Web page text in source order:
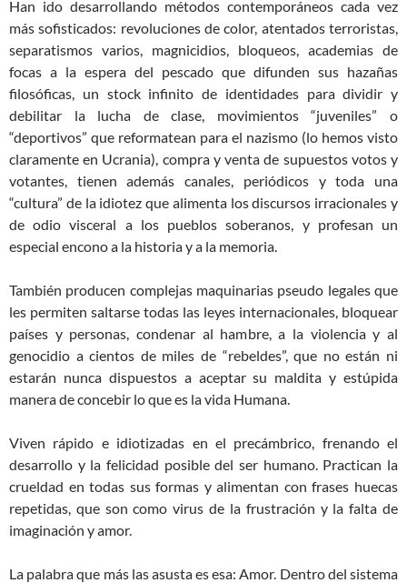
Han ido desarrollando métodos contemporáneos cada vez
más sofisticados: revoluciones de color, atentados terroristas,
separatismos varios, magnicidios, bloqueos, academias de
focas a la espera del pescado que difunden sus hazañas
filosóficas, un stock infinito de identidades para dividir y
debilitar la lucha de clase, movimientos “juveniles” o
“deportivos” que reformatean para el nazismo (lo hemos visto
claramente en Ucrania), compra y venta de supuestos votos y
votantes, tienen además canales, periódicos y toda una
“cultura” de la idiotez que alimenta los discursos irracionales y
de odio visceral a los pueblos soberanos, y profesan un
especial encono a la historia y a la memoria.
También producen complejas maquinarias pseudo legales que
les permiten saltarse todas las leyes internacionales, bloquear
países y personas, condenar al hambre, a la violencia y al
genocidio a cientos de miles de “rebeldes”, que no están ni
estarán nunca dispuestos a aceptar su maldita y estúpida
manera de concebir lo que es la vida Humana.
Viven rápido e idiotizadas en el precámbrico, frenando el
desarrollo y la felicidad posible del ser humano. Practican la
crueldad en todas sus formas y alimentan con frases huecas
repetidas, que son como virus de la frustración y la falta de
imaginación y amor.
La palabra que más las asusta es esa: Amor. Dentro del sistema